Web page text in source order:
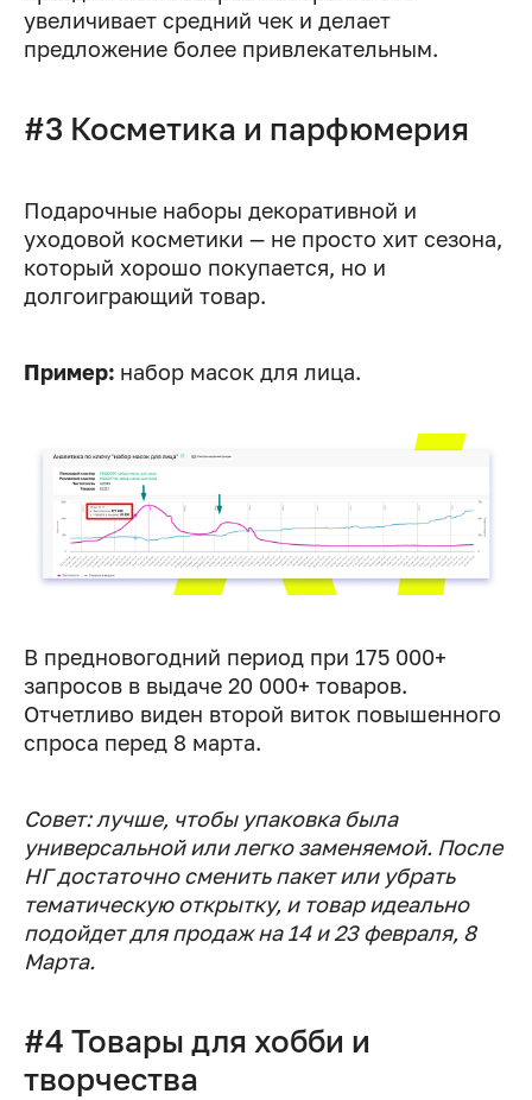
увеличивает средний чек и делает
предложение более привлекательным.
#3 Косметика и парфюмерия
Подарочные наборы декоративной и
уходовой косметики — не просто хит сезона,
который хорошо покупается, но и
долгоиграющий товар.
Пример: набор масок для лица.
В предновогодний период при 175 000+
запросов в выдаче 20 000+ товаров.
Отчетливо виден второй виток повышенного
спроса перед 8 марта.
Совет: лучше, чтобы упаковка была
универсальной или легко заменяемой. После
НГ достаточно сменить пакет или убрать
тематическую открытку, и товар идеально
подойдет для продаж на 14 и 23 февраля, 8
Марта.
#4 Товары для хобби и
творчества